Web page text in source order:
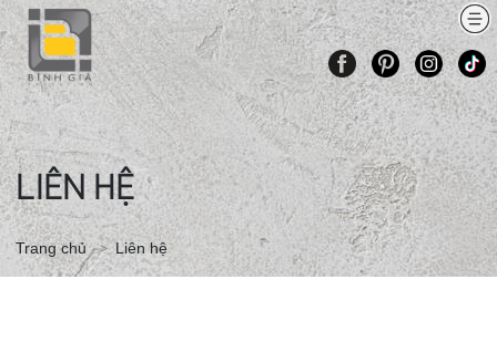
TRANG
CHỦ
GIỚI
THIỆU
CÁC
KHÓA
HỌC
BÀI
VẼ
THAM
KHẢO
LỚP
VẼ
ONLINE
THÔNG
TIN
LIÊN
HỆ
LIÊN HỆ
Trang chủ Liên hệ